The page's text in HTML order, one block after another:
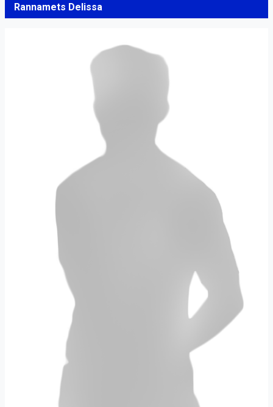
Rannamets Delissa